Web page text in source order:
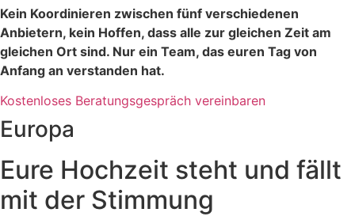
Kein Koordinieren zwischen fünf verschiedenen
Anbietern, kein Hoffen, dass alle zur gleichen Zeit am
gleichen Ort sind. Nur ein Team, das euren Tag von
Anfang an verstanden hat.
Kostenloses Beratungsgespräch vereinbaren
Europa
Eure Hochzeit steht und fällt
mit der Stimmung